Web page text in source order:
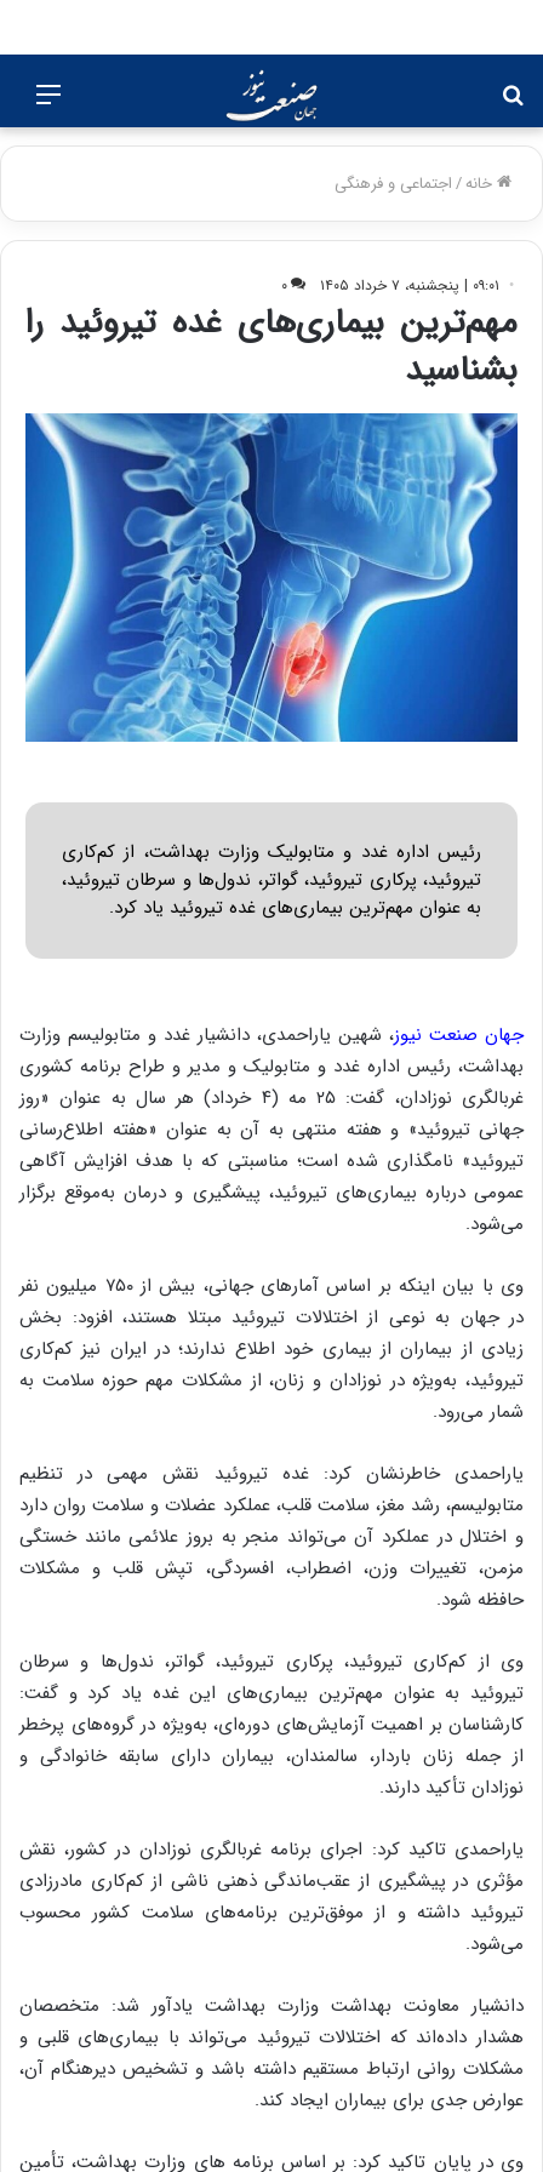
برای
خانه/اجتماعی و فرهنگی
۰۹:۰۱ | پنجشنبه، ۷ خرداد ۱۴۰۵ ۰
مهم‌ترین بیماری‌های غده تیروئید را
بشناسید
رئیس اداره غدد و متابولیک وزارت بهداشت، از کم‌کاری
تیروئید، پرکاری تیروئید، گواتر، ندول‌ها و سرطان تیروئید،
به عنوان مهم‌ترین بیماری‌های غده تیروئید یاد کرد.
جهان صنعت نیوز، شهین یاراحمدی، دانشیار غدد و متابولیسم وزارت
بهداشت، رئیس اداره غدد و متابولیک و مدیر و طراح برنامه کشوری
غربالگری نوزادان، گفت: ۲۵ مه (۴ خرداد) هر سال به عنوان «روز
جهانی تیروئید» و هفته منتهی به آن به عنوان «هفته اطلاع‌رسانی
تیروئید» نامگذاری شده است؛ مناسبتی که با هدف افزایش آگاهی
عمومی درباره بیماری‌های تیروئید، پیشگیری و درمان به‌موقع برگزار
می‌شود.
وی با بیان اینکه بر اساس آمارهای جهانی، بیش از ۷۵۰ میلیون نفر
در جهان به نوعی از اختلالات تیروئید مبتلا هستند، افزود: بخش
زیادی از بیماران از بیماری خود اطلاع ندارند؛ در ایران نیز کم‌کاری
تیروئید، به‌ویژه در نوزادان و زنان، از مشکلات مهم حوزه سلامت به
شمار می‌رود.
یاراحمدی خاطرنشان کرد: غده تیروئید نقش مهمی در تنظیم
متابولیسم، رشد مغز، سلامت قلب، عملکرد عضلات و سلامت روان دارد
و اختلال در عملکرد آن می‌تواند منجر به بروز علائمی مانند خستگی
مزمن، تغییرات وزن، اضطراب، افسردگی، تپش قلب و مشکلات
حافظه شود.
وی از کم‌کاری تیروئید، پرکاری تیروئید، گواتر، ندول‌ها و سرطان
تیروئید به عنوان مهم‌ترین بیماری‌های این غده یاد کرد و گفت:
کارشناسان بر اهمیت آزمایش‌های دوره‌ای، به‌ویژه در گروه‌های پرخطر
از جمله زنان باردار، سالمندان، بیماران دارای سابقه خانوادگی و
نوزادان تأکید دارند.
یاراحمدی تاکید کرد: اجرای برنامه غربالگری نوزادان در کشور، نقش
مؤثری در پیشگیری از عقب‌ماندگی ذهنی ناشی از کم‌کاری مادرزادی
تیروئید داشته و از موفق‌ترین برنامه‌های سلامت کشور محسوب
می‌شود.
دانشیار معاونت بهداشت وزارت بهداشت یادآور شد: متخصصان
هشدار داده‌اند که اختلالات تیروئید می‌تواند با بیماری‌های قلبی و
مشکلات روانی ارتباط مستقیم داشته باشد و تشخیص دیرهنگام آن،
عوارض جدی برای بیماران ایجاد کند.
وی در پایان تاکید کرد: بر اساس برنامه های وزارت بهداشت، تأمین